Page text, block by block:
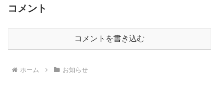
コメント
コメントを書き込む
ホーム お知らせ